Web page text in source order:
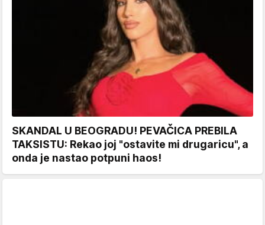
SKANDAL U BEOGRADU! PEVAČICA PREBILA
TAKSISTU: Rekao joj "ostavite mi drugaricu", a
onda je nastao potpuni haos!